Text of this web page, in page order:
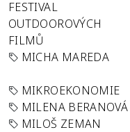
FESTIVAL
OUTDOOROVÝCH
FILMŮ
MICHA MAREDA
MIKROEKONOMIE
MILENA BERANOVÁ
MILOŠ ZEMAN